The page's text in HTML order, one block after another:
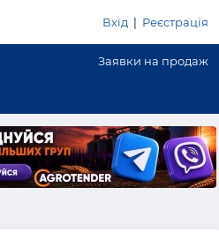
Вхід | Реєстрація
Заявки на продаж